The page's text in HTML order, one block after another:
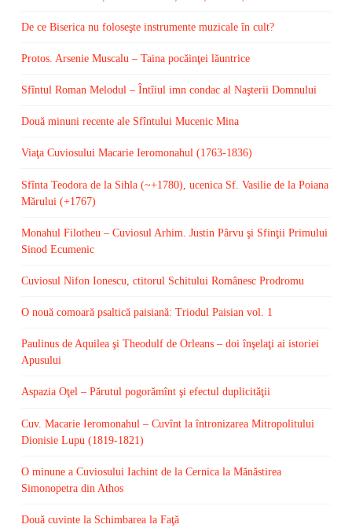
De ce Biserica nu foloseşte instrumente muzicale în cult?
Protos. Arsenie Muscalu – Taina pocăinţei lăuntrice
Sfîntul Roman Melodul – Întîiul imn condac al Naşterii Domnului
Două minuni recente ale Sfîntului Mucenic Mina
Viaţa Cuviosului Macarie Ieromonahul (1763-1836)
Sfînta Teodora de la Sihla (~+1780), ucenica Sf. Vasilie de la Poiana
Mărului (+1767)
Monahul Filotheu – Cuviosul Arhim. Justin Pârvu şi Sfinţii Primului
Sinod Ecumenic
Cuviosul Nifon Ionescu, ctitorul Schitului Românesc Prodromu
O nouă comoară psaltică paisiană: Triodul Paisian vol. 1
Paulinus de Aquilea şi Theodulf de Orleans – doi înşelaţi ai istoriei
Apusului
Aspazia Oţel – Părutul pogorămînt şi efectul duplicităţii
Cuv. Macarie Ieromonahul – Cuvînt la întronizarea Mitropolitului
Dionisie Lupu (1819-1821)
O minune a Cuviosului Iachint de la Cernica la Mănăstirea
Simonopetra din Athos
Două cuvinte la Schimbarea la Faţă